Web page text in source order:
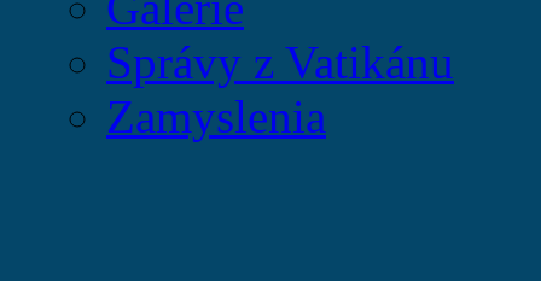
Správy z Vatikánu
Zamyslenia